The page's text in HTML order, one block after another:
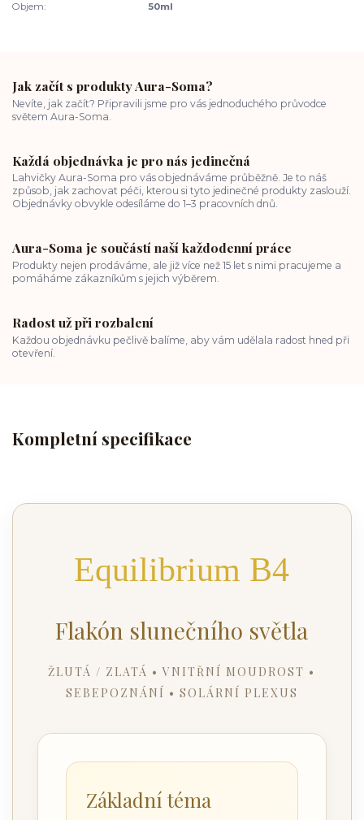
Objem: 50ml
Jak začít s produkty Aura-Soma?
Nevíte, jak začít? Připravili jsme pro vás jednoduchého průvodce
světem Aura-Soma.
Každá objednávka je pro nás jedinečná
Lahvičky Aura-Soma pro vás objednáváme průběžně. Je to náš
způsob, jak zachovat péči, kterou si tyto jedinečné produkty zaslouží.
Objednávky obvykle odesíláme do 1–3 pracovních dnů.
Aura-Soma je součástí naší každodenní práce
Produkty nejen prodáváme, ale již více než 15 let s nimi pracujeme a
pomáháme zákazníkům s jejich výběrem.
Radost už při rozbalení
Každou objednávku pečlivě balíme, aby vám udělala radost hned při
otevření.
Kompletní specifikace
Equilibrium B4
Flakón slunečního světla
ŽLUTÁ / ZLATÁ • VNITŘNÍ MOUDROST •
SEBEPOZNÁNÍ • SOLÁRNÍ PLEXUS
Základní téma